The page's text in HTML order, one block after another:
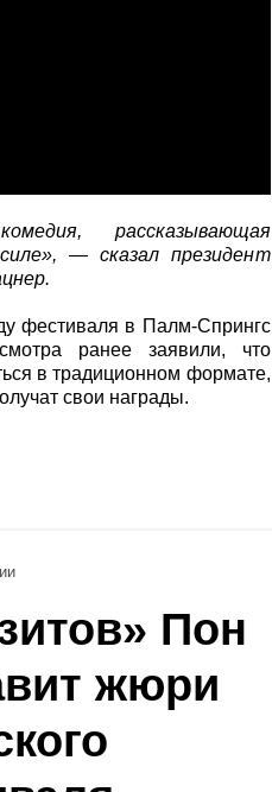
рассказывающая
— сказал президент
фестиваля в Палм-Спрингс
ранее заявили, что
в традиционном формате,
свои награды.
Пон
жюри